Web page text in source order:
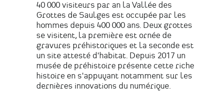
40 000 visiteurs par an la Vallée des
Grottes de Saulges est occupée par les
hommes depuis 400 000 ans. Deux grottes
se visitent, la première est ornée de
gravures préhistoriques et la seconde est
un site attesté d'habitat. Depuis 2017 un
musée de préhistoire présente cette riche
histoire en s'appuyant notamment sur les
dernières innovations du numérique.